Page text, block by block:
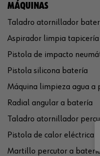
MÁQUINAS
Taladro atornillador
Aspirador limpia tapicería
Pistola de impacto
Pistola silicona batería
Máquina limpieza agua a
Radial angular a batería
Taladro atornillador
Pistola de calor eléctrica
Martillo percutor a